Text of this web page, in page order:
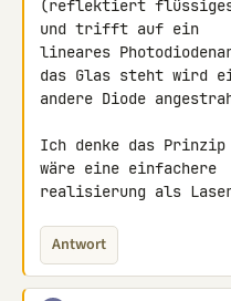
(reflektiert
und trifft auf ein
lineares
das Glas steht wird
andere Diode
Ich denke das
wäre eine einfachere
realisierung als
Antwort